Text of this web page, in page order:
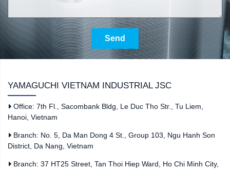
Send
YAMAGUCHI VIETNAM INDUSTRIAL JSC
Office: 7th Fl., Sacombank Bldg, Le Duc Tho Str., Tu Liem,
Hanoi, Vietnam
Branch: No. 5, Da Man Dong 4 St., Group 103, Ngu Hanh Son
District, Da Nang, Vietnam
Branch: 37 HT25 Street, Tan Thoi Hiep Ward, Ho Chi Minh City,